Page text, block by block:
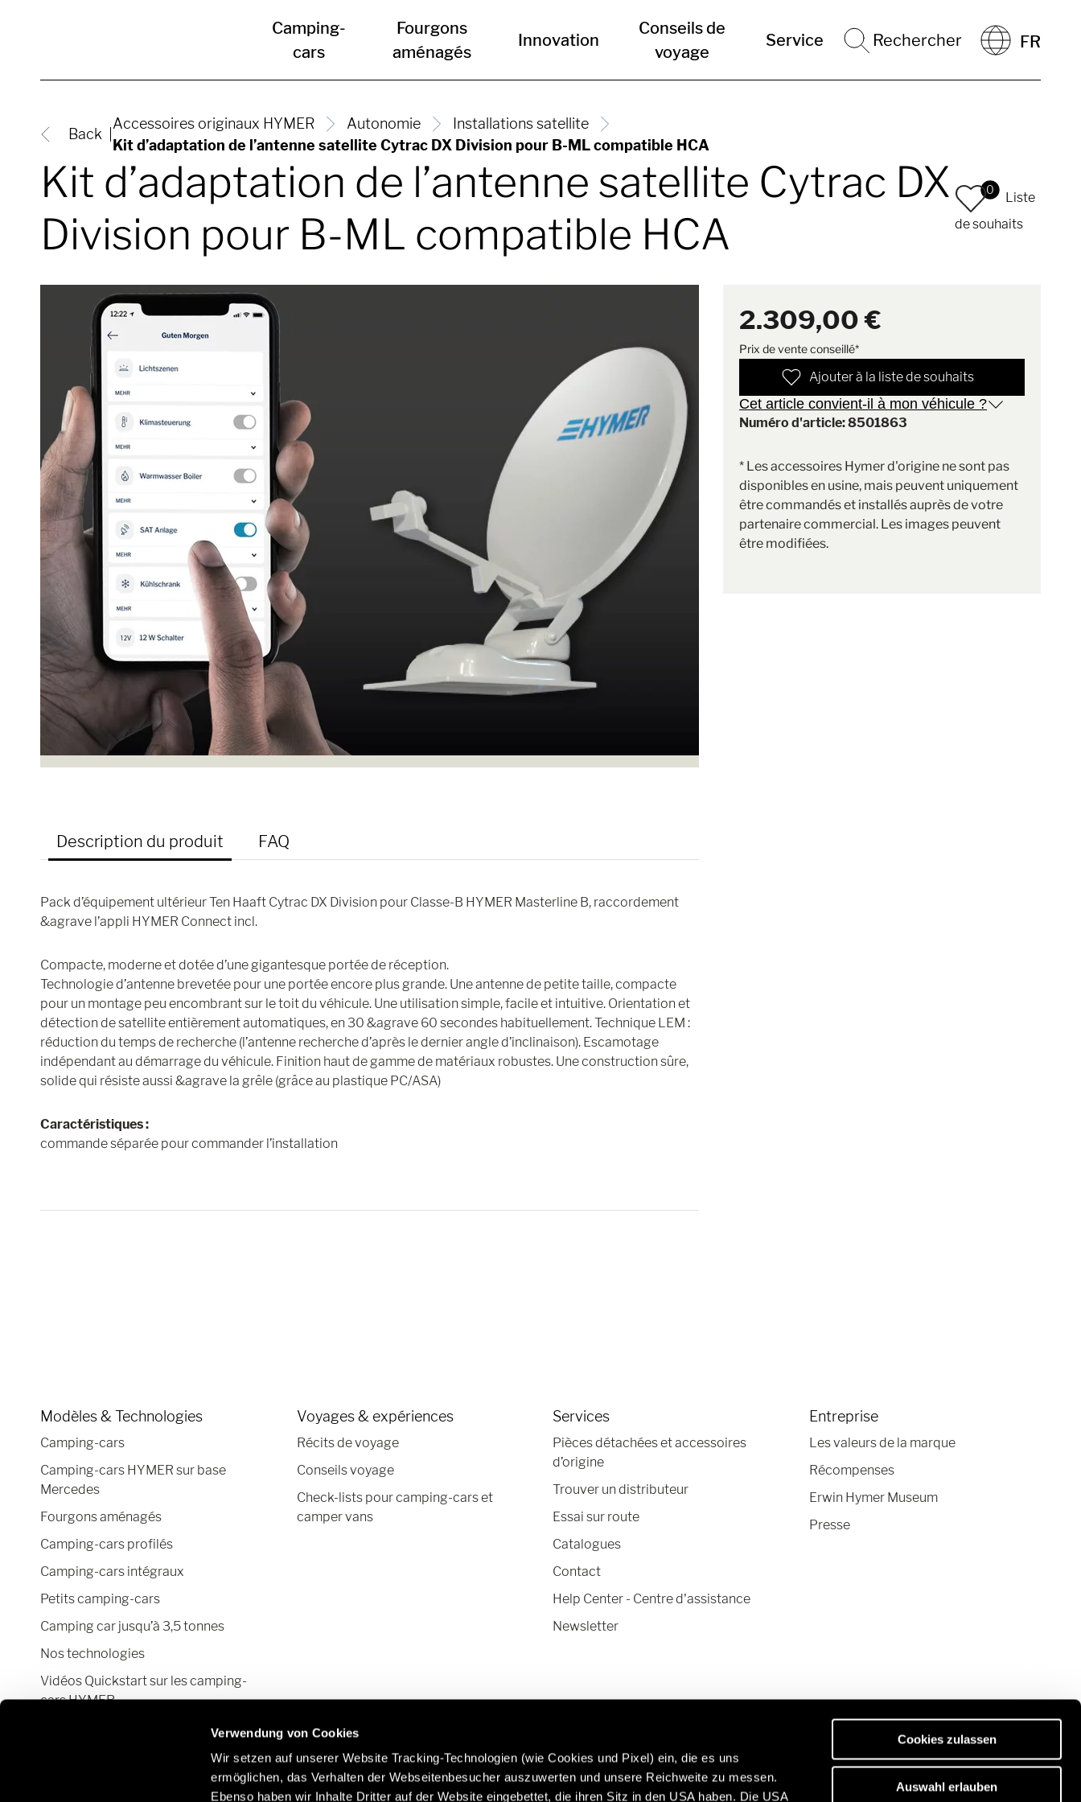
Verwendung von Cookies
Wir setzen auf unserer Website Tracking-Technologien (wie Cookies und Pixel) ein, die es uns
ermöglichen, das Verhalten der Webseitenbesucher auszuwerten und unsere Reichweite zu messen.
Ebenso haben wir Inhalte Dritter auf der Website eingebettet, die ihren Sitz in den USA haben. Die USA
Cookies zulassen
Auswahl erlauben
Camping-
cars
Fourgons
aménagés
Innovation
Conseils de
voyage
Service Rechercher FR
Back
Accessoires originaux HYMER Autonomie
Installations satellite
Kit d’adaptation de l’antenne satellite Cytrac DX Division pour B-ML compatible HCA
Kit d’adaptation de l’antenne satellite Cytrac DX
Division pour B-ML compatible HCA
0
Liste
de souhaits
Description du produit FAQ
Pack d’équipement ultérieur Ten Haaft Cytrac DX Division pour Classe-B HYMER Masterline B, raccordement
&agrave l’appli HYMER Connect incl.
Compacte, moderne et dotée d’une gigantesque portée de réception.
Technologie d’antenne brevetée pour une portée encore plus grande. Une antenne de petite taille, compacte
pour un montage peu encombrant sur le toit du véhicule. Une utilisation simple, facile et intuitive. Orientation et
détection de satellite entièrement automatiques, en 30 &agrave 60 secondes habituellement. Technique LEM :
réduction du temps de recherche (l’antenne recherche d’après le dernier angle d’inclinaison). Escamotage
indépendant au démarrage du véhicule. Finition haut de gamme de matériaux robustes. Une construction sûre,
solide qui résiste aussi &agrave la grêle (grâce au plastique PC/ASA)
Caractéristiques :
commande séparée pour commander l’installation
2.309,00 €
Prix de vente conseillé*
Ajouter à la liste de souhaits
Cet article convient-il à mon véhicule ?
Numéro d'article: 8501863
* Les accessoires Hymer d'origine ne sont pas
disponibles en usine, mais peuvent uniquement
être commandés et installés auprès de votre
partenaire commercial. Les images peuvent
être modifiées.
Modèles & Technologies
Camping-cars
Camping-cars HYMER sur base
Mercedes
Fourgons aménagés
Camping-cars profilés
Camping-cars intégraux
Petits camping-cars
Camping car jusqu’à 3,5 tonnes
Nos technologies
Vidéos Quickstart sur les camping-
cars HYMER
Configurateur camping-car et fourgon
Voyages & expériences
Récits de voyage
Conseils voyage
Check-lists pour camping-cars et
camper vans
Services
Pièces détachées et accessoires
d’origine
Trouver un distributeur
Essai sur route
Catalogues
Contact
Help Center - Centre d'assistance
Newsletter
Entreprise
Les valeurs de la marque
Récompenses
Erwin Hymer Museum
Presse